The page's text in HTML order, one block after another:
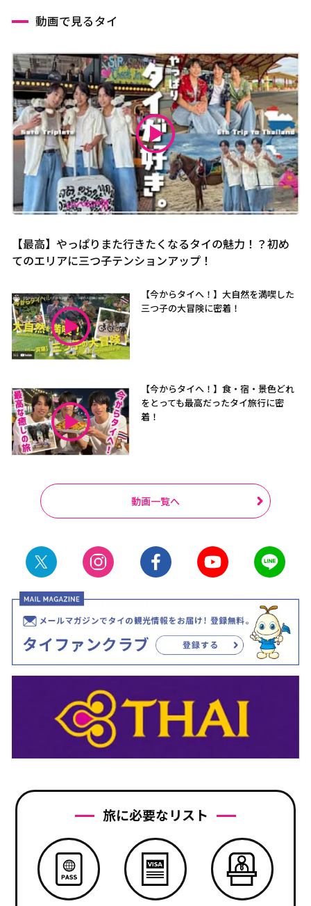
動画で見るタイ
【最高】やっぱりまた行きたくなるタイの魅力！？初め
てのエリアに三つ子テンションアップ！
【今からタイへ！】大自然を満喫した
三つ子の大冒険に密着！
【今からタイへ！】食・宿・景色どれ
をとっても最高だったタイ旅行に密
着！
動画一覧へ
旅に必要なリスト